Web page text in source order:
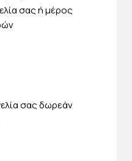
σας ή μέρος
σας δωρεάν